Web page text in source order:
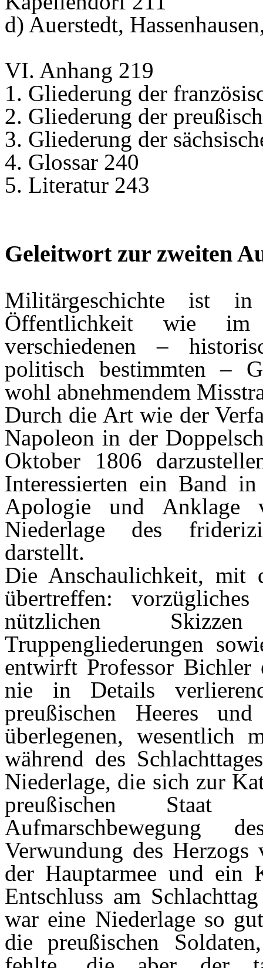
d) Auerstedt,
VI. Anhang 219
1. Gliederung der
2. Gliederung der
3. Gliederung der
4. Glossar 240
5. Literatur 243
Geleitwort zur zweiten
Militärgeschichte ist
Öffentlichkeit wie im
verschiedenen –
politisch bestimmten –
wohl abnehmendem
Durch die Art wie der
Napoleon in der
Oktober 1806
Interessierten ein Band
Apologie und Anklage
Niederlage des
darstellt.
Die Anschaulichkeit, mit
übertreffen:
nützlichen
Truppengliederungen
entwirft Professor Bichler
nie in Details
preußischen Heeres
überlegenen, wesentlich
während des
Niederlage, die sich zur
preußischen Staat
Aufmarschbewegung
Verwundung des
der Hauptarmee und
Entschluss am
war eine Niederlage so
die preußischen